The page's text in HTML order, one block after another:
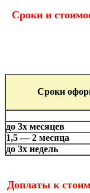
Сроки и
Сроки
до 3х месяцев
1,5 — 2 месяца
до 3х недель
Доплаты к